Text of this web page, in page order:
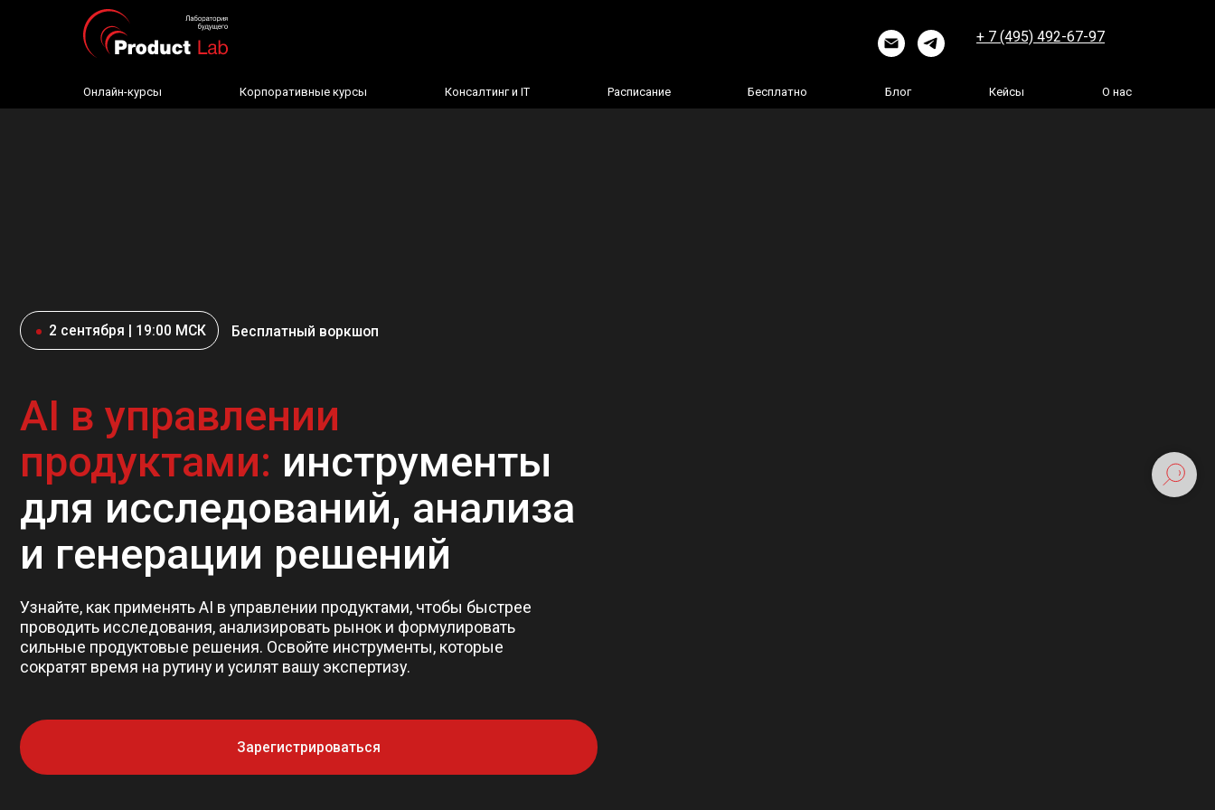
+ 7 (495) 492-67-97
Онлайн-курсы Корпоративные курсы Консалтинг и IT Расписание Бесплатно Блог Кейсы О нас
Зарегистрироваться
продуктами:инструменты
для исследований, анализа
и генерации решений
Узнайте, как применять AI в управлении продуктами, чтобы быстрее
проводить исследования, анализировать рынок и формулировать
сильные продуктовые решения. Освойте инструменты, которые